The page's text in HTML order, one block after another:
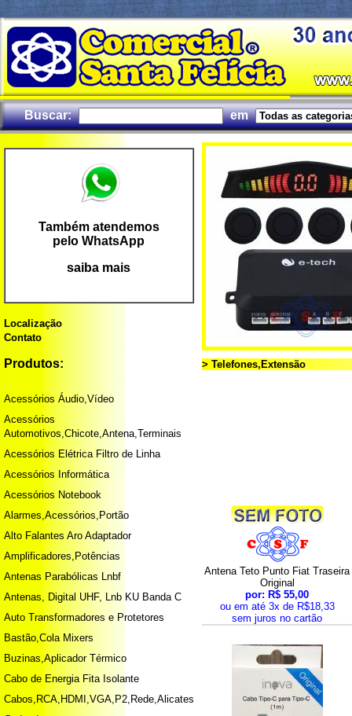
Buscar: em
Também atendemos
pelo WhatsApp
saiba mais
Localização
Contato
Produtos:
Acessórios Áudio,Vídeo
Acessórios
Automotivos,Chicote,Antena,Terminais
Acessórios Elétrica Filtro de Linha
Acessórios Informática
Acessórios Notebook
Alarmes,Acessórios,Portão
Alto Falantes Aro Adaptador
Amplificadores,Potências
Antenas Parabólicas Lnbf
Antenas, Digital UHF, Lnb KU Banda C
Auto Transformadores e Protetores
Bastão,Cola Mixers
Buzinas,Aplicador Térmico
Cabo de Energia Fita Isolante
Cabos,RCA,HDMI,VGA,P2,Rede,Alicates
> Telefones,Extensão
Antena Teto Punto Fiat Traseira
Original
por: R$ 55,00
ou em até 3x de R$18,33
sem juros no cartão